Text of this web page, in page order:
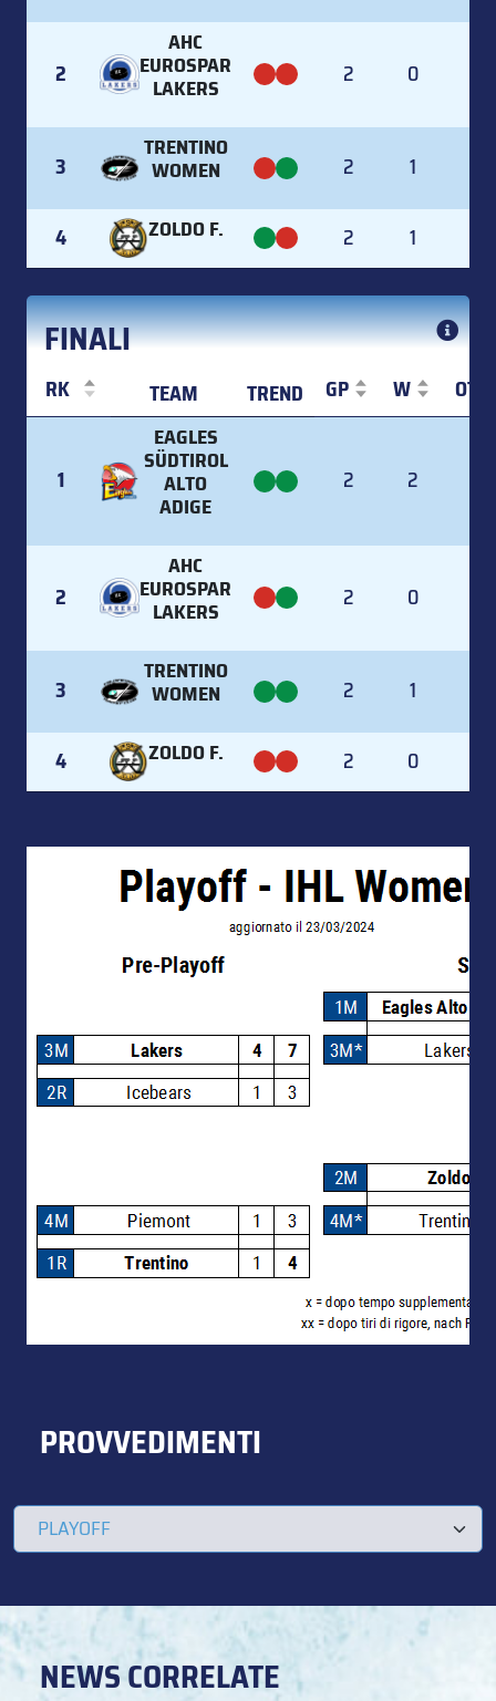
2
AHC
EUROSPAR
LAKERS 2 0
3
TRENTINO
WOMEN 2 1
4 ZOLDO F. 2 1
FINALI
RK TEAM TREND GP W
OTW
TEAM
1
EAGLES
SÜDTIROL
ALTO
ADIGE
2 2
2
AHC
EUROSPAR
LAKERS 2 0
3
TRENTINO
WOMEN 2 1
4 ZOLDO F. 2 0
PROVVEDIMENTI
NEWS CORRELATE